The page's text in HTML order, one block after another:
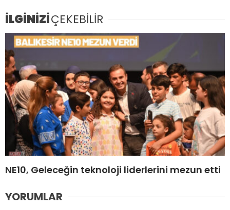
İLGİNİZİÇEKEBİLİR
NE10, Geleceğin teknoloji liderlerini mezun etti
YORUMLAR